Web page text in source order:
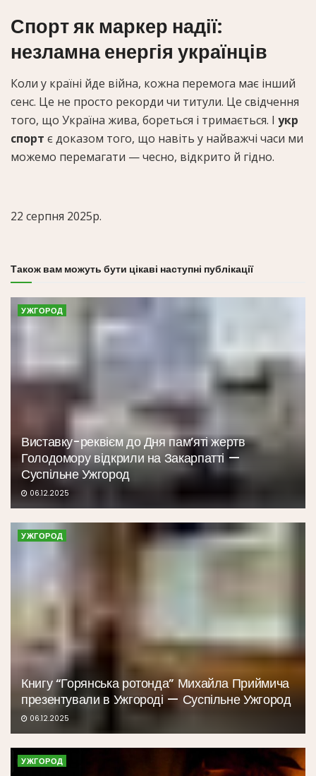
Спорт як маркер надії:
незламна енергія українців
Коли у країні йде війна, кожна перемога має інший
сенс. Це не просто рекорди чи титули. Це свідчення
того, що Україна жива, бореться і тримається. І укр
спорт є доказом того, що навіть у найважчі часи ми
можемо перемагати — чесно, відкрито й гідно.
22 серпня 2025р.
Також вам можуть бути цікаві наступні публікації
УЖГОРОД
Виставку-реквієм до Дня пам’яті жертв
Голодомору відкрили на Закарпатті —
Суспільне Ужгород
06.12.2025
УЖГОРОД
Книгу “Горянська ротонда” Михайла Приймича
презентували в Ужгороді — Суспільне Ужгород
06.12.2025
УЖГОРОД